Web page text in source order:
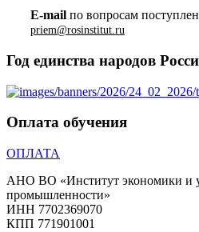
E-mail по вопросам
Год единства народов
Оплата обучения
ОПЛАТА
АНО ВО «Институт экономики и
промышленности»
ИНН 7702369070
КПП 771901001